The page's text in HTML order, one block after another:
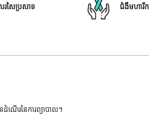
រសៃប្រសាទ ជំងឺមហារីក
ណើរនៃការព្យាបាល។